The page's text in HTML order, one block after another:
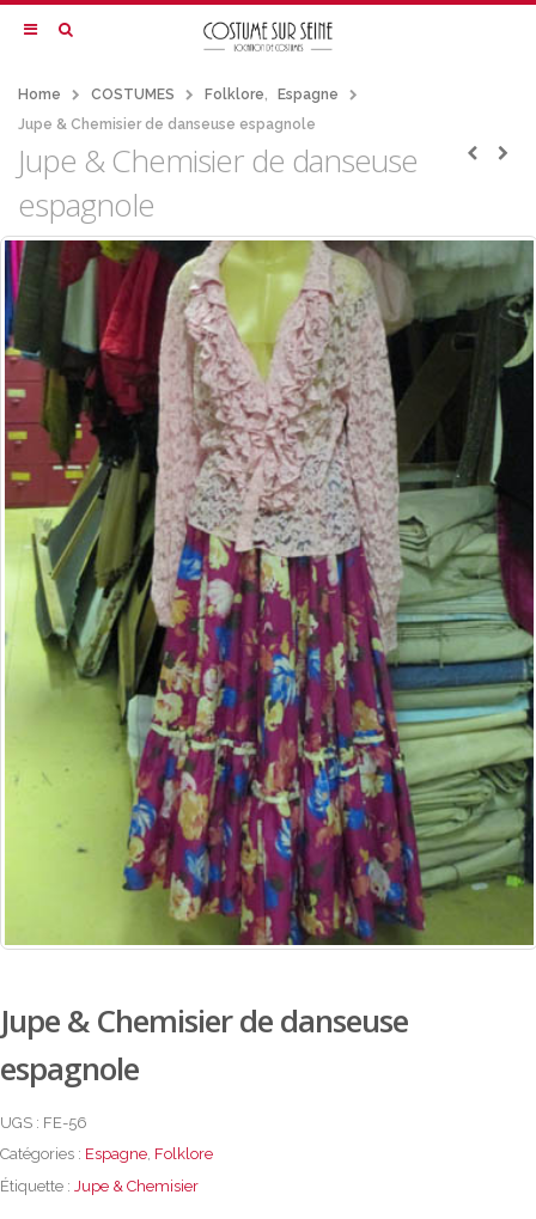
Home COSTUMES Folklore,
Espagne
Jupe & Chemisier de danseuse espagnole
Jupe & Chemisier de danseuse
espagnole
Jupe & Chemisier de danseuse
espagnole
UGS : FE-56
Catégories : Espagne, Folklore
Étiquette : Jupe & Chemisier